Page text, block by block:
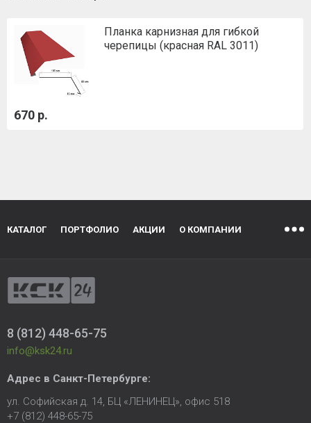
Планка карнизная для гибкой
черепицы (красная RAL 3011)
670 р.
КАТАЛОГ ПОРТФОЛИО АКЦИИ О КОМПАНИИ
8 (812) 448-65-75
info@ksk24.ru
Адрес в Санкт-Петербурге:
ул. Софийская д. 14, БЦ «ЛЕНИНЕЦ», офис 518
+7 (812) 448-65-75